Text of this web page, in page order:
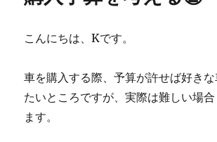
こんにちは、Kです。
車を購入する際、予算が許せば好き
たいところですが、実際は難しい場
ます。